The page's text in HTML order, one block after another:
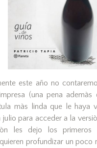
este año no
(una pena ademàs
màs linda que le haya
julio para acceder a la
les dejo los primeros
profundizar un poco